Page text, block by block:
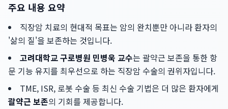
주요 내용 요약
직장암 치료의 현대적 목표는 암의 완치뿐만 아니라 환자의
'삶의 질'을 보존하는 것입니다.
고려대학교 구로병원 민병욱 교수는 괄약근 보존을 통한 항
문 기능 유지를 최우선으로 하는 직장암 수술의 권위자입니다.
TME, ISR, 로봇 수술 등 최신 수술 기법은 더 많은 환자에게
괄약근 보존의 기회를 제공합니다.